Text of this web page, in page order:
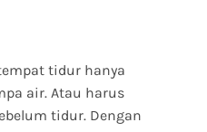
tidur hanya
air. Atau harus
tidur. Dengan